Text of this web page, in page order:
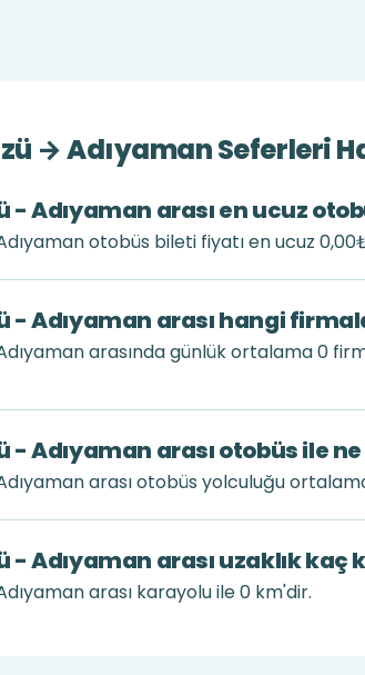
→ Adıyaman Seferleri
- Adıyaman arası en ucuz
otobüs bileti fiyatı en ucuz
- Adıyaman arası hangi
arasında günlük ortalama 0
- Adıyaman arası otobüs ile
arası otobüs yolculuğu
- Adıyaman arası uzaklık kaç
arası karayolu ile 0 km'dir.